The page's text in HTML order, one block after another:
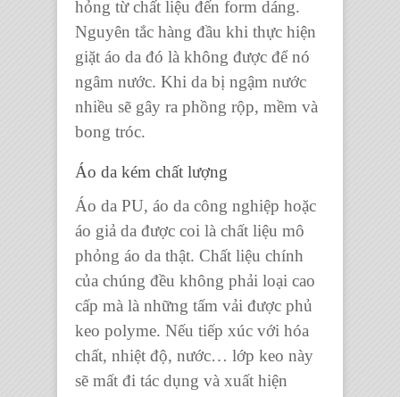
hỏng từ chất liệu đến form dáng.
Nguyên tắc hàng đầu khi thực hiện
giặt áo da đó là không được để nó
ngâm nước. Khi da bị ngậm nước
nhiều sẽ gây ra phồng rộp, mềm và
bong tróc.
Áo da kém chất lượng
Áo da PU, áo da công nghiệp hoặc
áo giả da được coi là chất liệu mô
phỏng áo da thật. Chất liệu chính
của chúng đều không phải loại cao
cấp mà là những tấm vải được phủ
keo polyme. Nếu tiếp xúc với hóa
chất, nhiệt độ, nước… lớp keo này
sẽ mất đi tác dụng và xuất hiện